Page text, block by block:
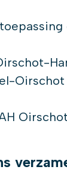
Oirschot
Oirschot